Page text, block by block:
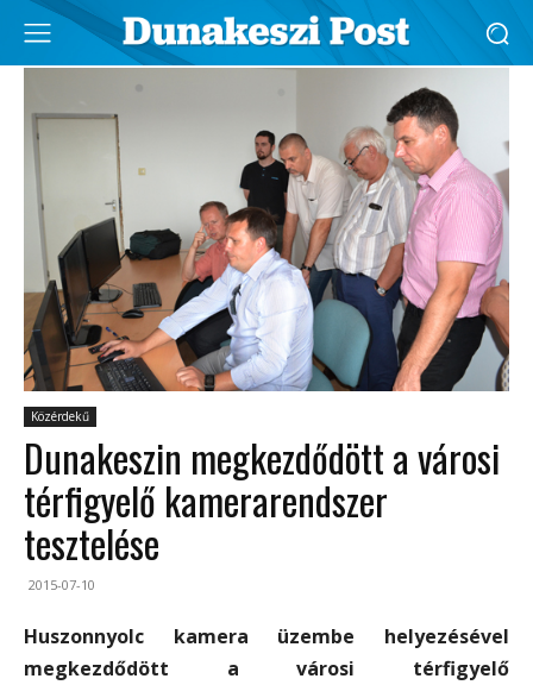
Közérdekű
Dunakeszin megkezdődött a városi
térfigyelő kamerarendszer
tesztelése
2015-07-10
Huszonnyolc kamera üzembe helyezésével
megkezdődött a városi térfigyelő